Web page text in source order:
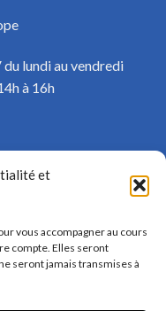
et
vous accompagner au cours
compte. Elles seront
seront jamais transmises à
lundi au vendredi
à 16h